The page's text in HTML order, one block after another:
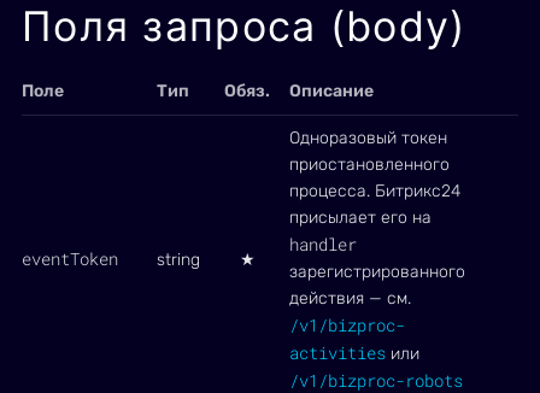
Поля запроса (body)
Поле Тип Обяз. Описание
eventToken string ★
Одноразовый токен
приостановленного
процесса. Битрикс24
присылает его на
handler
зарегистрированного
действия — см.
/v1/bizproc-
activities или
/v1/bizproc-robots